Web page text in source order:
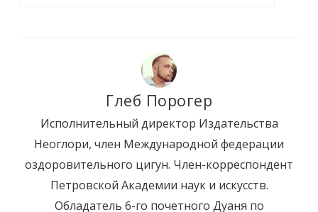
Глеб Порогер
Исполнительный директор Издательства
Неоглори, член Международной федерации
оздоровительного цигун. Член-корреспондент
Петровской Академии наук и искусств.
Обладатель 6-го почетного Дуаня по